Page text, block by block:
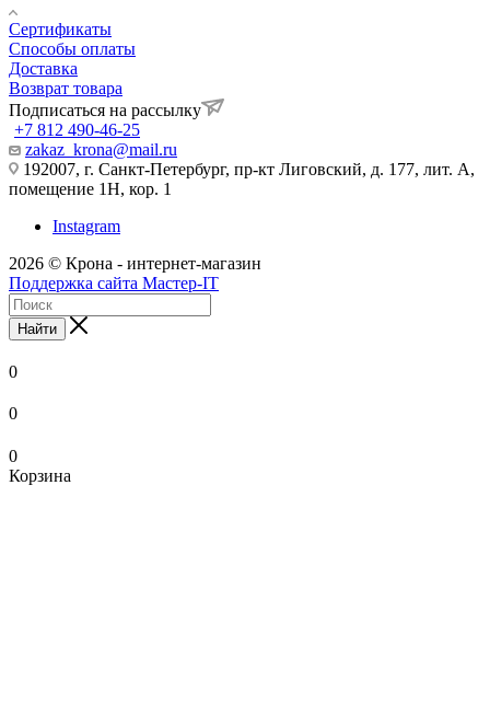
Сертификаты
Способы оплаты
Доставка
Возврат товара
Подписаться на рассылку
+7 812 490-46-25
zakaz_krona@mail.ru
192007, г. Санкт-Петербург, пр-кт Лиговский, д. 177, лит. А,
помещение 1Н, кор. 1
Instagram
2026 © Крона - интернет-магазин
Поддержка сайта Мастер-IT
Найти
0
0
0
Корзина